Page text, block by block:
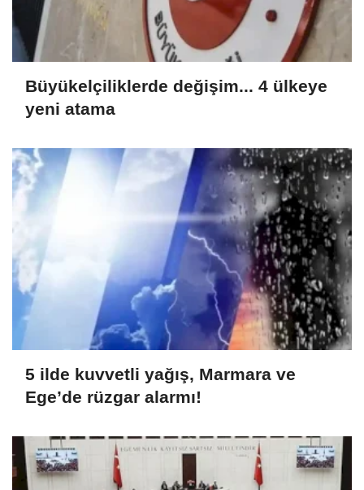
Büyükelçiliklerde değişim... 4 ülkeye
yeni atama
5 ilde kuvvetli yağış, Marmara ve
Ege’de rüzgar alarmı!